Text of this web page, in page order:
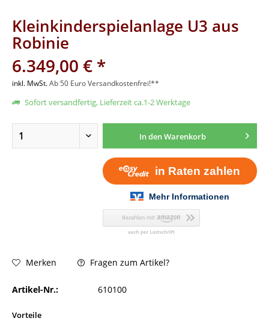
Kleinkinderspielanlage U3 aus
Robinie
6.349,00 € *
inkl. MwSt.Ab 50 Euro Versandkostenfrei!**
Sofort versandfertig, Lieferzeit ca.1-2 Werktage
In denWarenkorb
Merken Fragen zum Artikel?
Artikel-Nr.: 610100
Vorteile